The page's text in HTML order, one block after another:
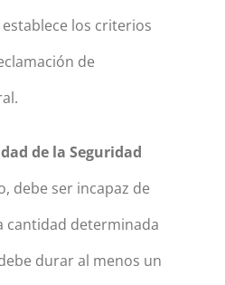
los criterios
de
de la Seguridad
debe ser incapaz de
cantidad determinada
durar al menos un